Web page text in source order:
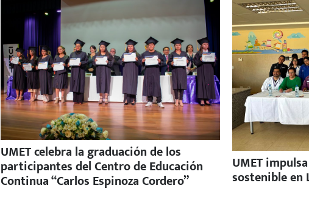
UMET celebra la graduación de los
participantes del Centro de Educación
Continua “Carlos Espinoza Cordero”
UMET
sostenible en